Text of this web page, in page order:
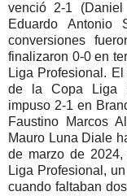
venció 2-1
Eduardo Antonio
conversiones
finalizaron 0-0 en
Liga Profesional.
de la Copa Liga
impuso 2-1 en
Faustino Marcos
Mauro Luna Diale
de marzo de
Liga Profesional,
cuando faltaban